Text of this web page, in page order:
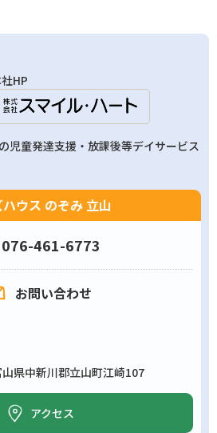
HP
児童発達支援・放課後等デイサービス
ウス のぞみ 立山
076-461-6773
お問い合わせ
県中新川郡立山町江崎107
アクセス